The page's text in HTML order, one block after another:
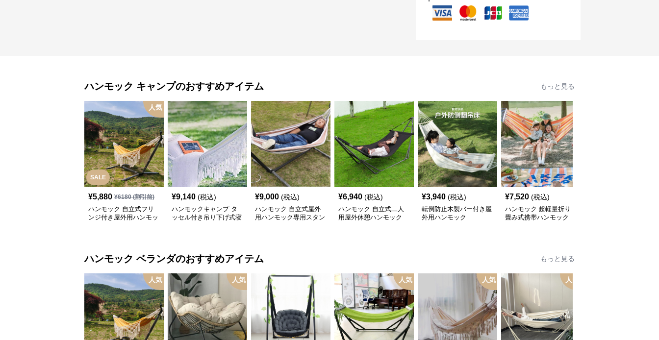
ハンモック キャンプのおすすめアイテム もっと見る
SALE
人気
¥5,880 ¥6180(割引前)
ハンモック 自立式フリ
ンジ付き屋外用ハンモッ
¥9,140 (税込)
ハンモックキャンプ タ
ッセル付き吊り下げ式寝
¥9,000 (税込)
ハンモック 自立式屋外
用ハンモック専用スタン
¥6,940 (税込)
ハンモック 自立式二人
用屋外休憩ハンモック
¥3,940 (税込)
転倒防止木製バー付き屋
外用ハンモック
¥7,520 (税込)
ハンモック 超軽量折り
畳み式携帯ハンモック
ハンモック ベランダのおすすめアイテム もっと見る
人気 人気 人気 人気 人気